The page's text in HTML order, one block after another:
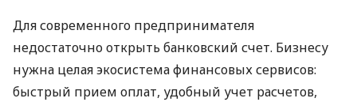
Для современного предпринимателя
недостаточно открыть банковский счет. Бизнесу
нужна целая экосистема финансовых сервисов:
быстрый прием оплат, удобный учет расчетов,